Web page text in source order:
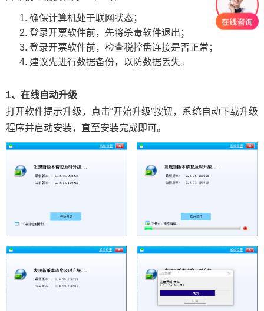
确保计算机处于联网状态；
登录开票软件前，先将杀毒软件退出；
登录开票软件前，检查税控盘连接是否正常；
建议先进行数据备份，以防数据丢失。
1、在线自动升级
打开软件提示升级，点击“开始升级”按钮，系统自动下载升级
程序并启动安装，直至安装完成即可。